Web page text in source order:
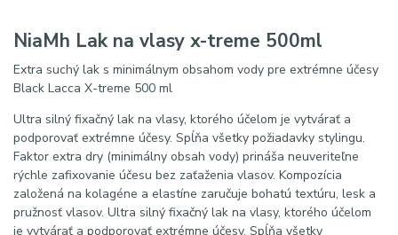
NiaMh Lak na vlasy x-treme 500ml
Extra suchý lak s minimálnym obsahom vody pre extrémne účesy
Black Lacca X-treme 500 ml
Ultra silný fixačný lak na vlasy, ktorého účelom je vytvárať a
podporovať extrémne účesy. Spĺňa všetky požiadavky stylingu.
Faktor extra dry (minimálny obsah vody) prináša neuveriteľne
rýchle zafixovanie účesu bez zaťaženia vlasov. Kompozícia
založená na kolagéne a elastíne zaručuje bohatú textúru, lesk a
pružnosť vlasov. Ultra silný fixačný lak na vlasy, ktorého účelom
je vytvárať a podporovať extrémne účesy. Spĺňa všetky